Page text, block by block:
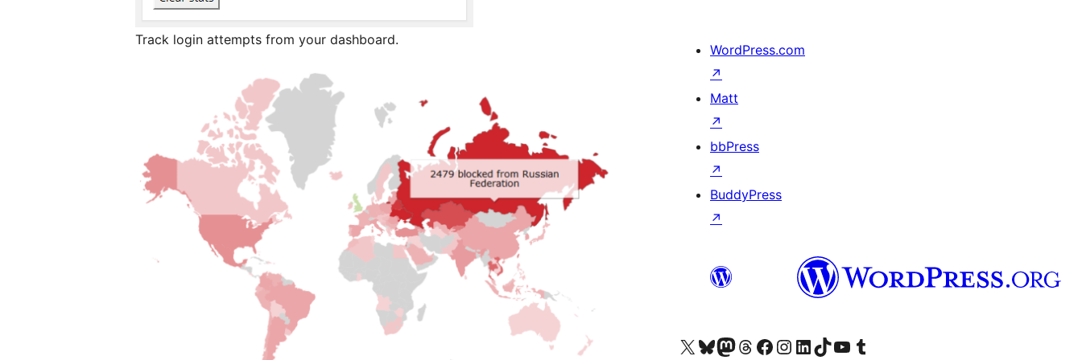
Track login attempts from your dashboard.
WordPress.com
↗
Matt
↗
bbPress
↗
BuddyPress
↗
Truy cập tài khoản X (trước đây là Twitter) của chúng tôiVisit our Bluesky account
Visit our Mastodon account
Visit our Threads account
Xem trang Facebook của chúng tôiTruy cập tài khoản Instagram của chúng tôiTruy cập tài khoản LinkedIn của chúng tôiVisit our TikTok account
Truy cập kênh YouTube của chúng tôi Visit our Tumblr account